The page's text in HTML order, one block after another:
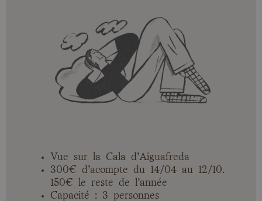
Vue sur la Cala d’Aiguafreda
300€ d’acompte du 14/04 au 12/10.
150€ le reste de l’année
Capacité : 3 personnes